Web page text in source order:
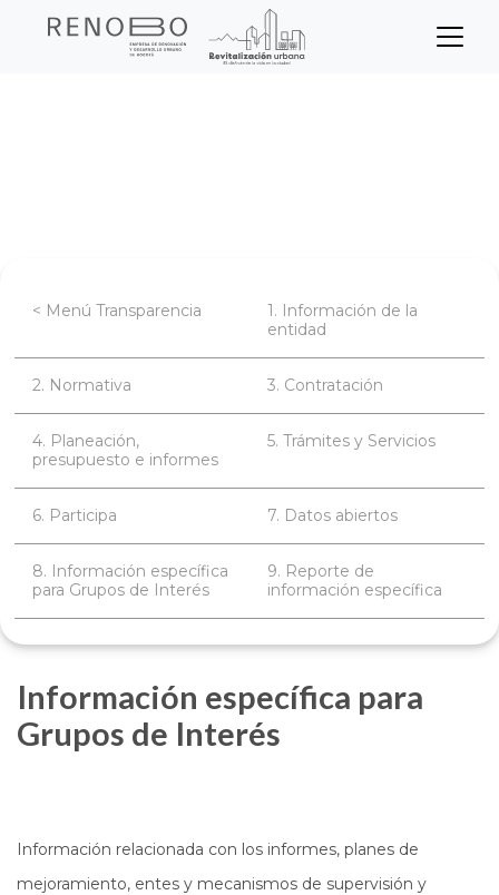
Sitio Web Empresa de
Transparencia
< Menú Transparencia
1. Información de la
entidad
2. Normativa 3. Contratación
4. Planeación,
presupuesto e informes
5. Trámites y Servicios
6. Participa 7. Datos abiertos
8. Información específica
para Grupos de Interés
9. Reporte de
información específica
Información específica para
Grupos de Interés
Información relacionada con los informes, planes de
mejoramiento, entes y mecanismos de supervisión y